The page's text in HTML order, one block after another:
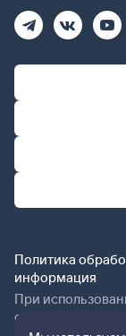
Политика
информация
При
обязательна.